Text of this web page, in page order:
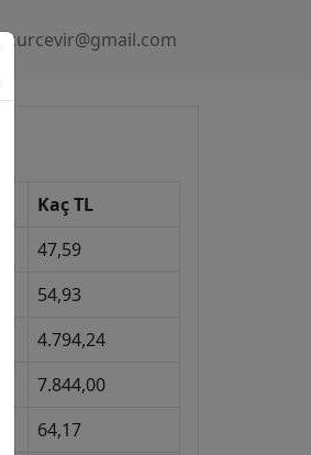
kurcevir@gmail.com
Kaç TL
47,59
54,93
4.794,24
7.844,00
64,17